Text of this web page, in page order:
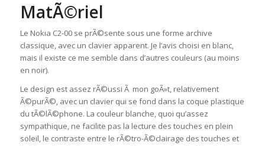
MatÃ©riel
Le Nokia C2-00 se prÃ©sente sous une forme archive
classique, avec un clavier apparent. Je l’avis choisi en blanc,
mais il existe ce me semble dans d’autres couleurs (au moins
en noir).
Le design est assez rÃ©ussi Ã mon goÃ»t, relativement
Ã©purÃ©, avec un clavier qui se fond dans la coque plastique
du tÃ©lÃ©phone. La couleur blanche, quoi qu’assez
sympathique, ne facilite pas la lecture des touches en plein
soleil, le contraste entre le rÃ©tro-Ã©clairage des touches et